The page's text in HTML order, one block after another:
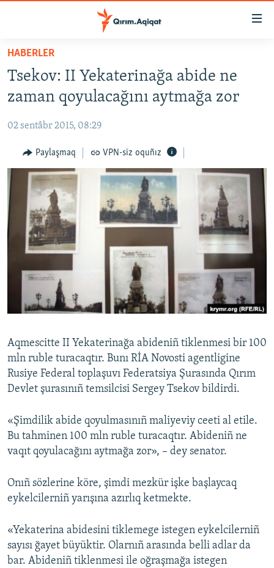
Esas
qaytmaq
Baş
qaytmaq
qaytmaq
HABERLER
İQTİSADİYAT
CEMİYET
MEDENİYET
İNSAN AQLARI
VİDEO
SÜRET
BLOGLAR
Русский
Українською
QOŞULIÑIZ!
HABERLER
Tsekov: II Yekaterinağa abide ne
zaman qoyulacağını aytmağa zor
02 sentâbr 2015, 08:29
Paylaşmaq VPN-siz oquñız
Aqmescitte II Yekaterinağa abideniñ tiklenmesi bir 100
mln ruble turacaqtır. Bunı RİA Novosti agentligine
Rusiye Federal toplaşuvı Federatsiya Şurasında Qırım
Devlet şurasınıñ temsilcisi Sergey Tsekov bildirdi.
«Şimdilik abide qoyulmasınıñ maliyeviy ceeti al etile.
Bu tahminen 100 mln ruble turacaqtır. Abideniñ ne
vaqıt qoyulacağını aytmağa zor», – dey senator.
Onıñ sözlerine köre, şimdi mezkür işke başlaycaq
eykelcilerniñ yarışına azırlıq ketmekte.
«Yekaterina abidesini tiklemege istegen eykelcilerniñ
sayısı ğayet büyüktir. Olarnıñ arasında belli adlar da
bar. Abideniñ tiklenmesi ile oğraşmağa istegen